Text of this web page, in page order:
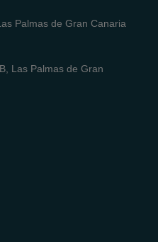
Palmas de Gran Canaria
Las Palmas de Gran